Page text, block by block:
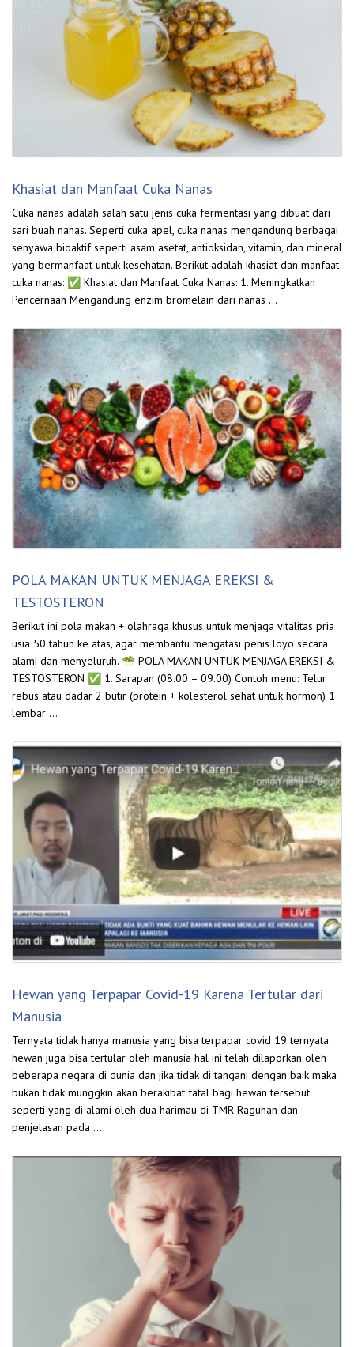
Khasiat dan Manfaat Cuka Nanas
Cuka nanas adalah salah satu jenis cuka fermentasi yang dibuat dari
sari buah nanas. Seperti cuka apel, cuka nanas mengandung berbagai
senyawa bioaktif seperti asam asetat, antioksidan, vitamin, dan mineral
yang bermanfaat untuk kesehatan. Berikut adalah khasiat dan manfaat
cuka nanas: ✅ Khasiat dan Manfaat Cuka Nanas: 1. Meningkatkan
Pencernaan Mengandung enzim bromelain dari nanas …
POLA MAKAN UNTUK MENJAGA EREKSI &
TESTOSTERON
Berikut ini pola makan + olahraga khusus untuk menjaga vitalitas pria
usia 50 tahun ke atas, agar membantu mengatasi penis loyo secara
alami dan menyeluruh. 🥗 POLA MAKAN UNTUK MENJAGA EREKSI &
TESTOSTERON ✅ 1. Sarapan (08.00 – 09.00) Contoh menu: Telur
rebus atau dadar 2 butir (protein + kolesterol sehat untuk hormon) 1
lembar …
Hewan yang Terpapar Covid-19 Karena Tertular dari
Manusia
Ternyata tidak hanya manusia yang bisa terpapar covid 19 ternyata
hewan juga bisa tertular oleh manusia hal ini telah dilaporkan oleh
beberapa negara di dunia dan jika tidak di tangani dengan baik maka
bukan tidak munggkin akan berakibat fatal bagi hewan tersebut.
seperti yang di alami oleh dua harimau di TMR Ragunan dan
penjelasan pada …